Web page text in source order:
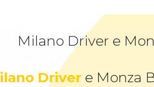
Milano Driver e
Driver e Monza